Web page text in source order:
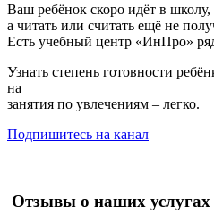
Ваш ребёнок скоро идёт в школу,
а читать или считать ещё не
Есть учебный центр «ИнПро»
Узнать степень готовности
на
занятия по увлечениям – легко.
Подпишитесь на канал
Отзывы о наших услугах